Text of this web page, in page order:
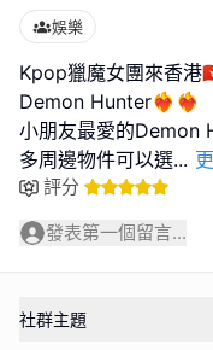
娛樂
Kpop獵魔女團來香港
Demon Hunter❤️‍🔥❤️‍🔥
小朋友最愛的Demon
多周邊物件可以選...
評分
發表第一個留言...
社群主題